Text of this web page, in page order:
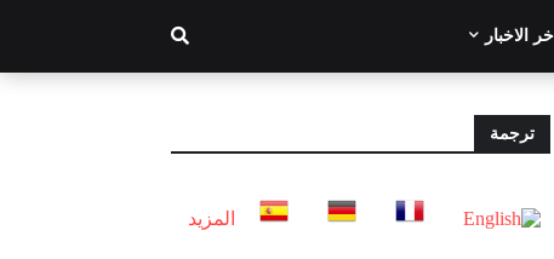
أخر الاخبار
ترجمة
المزيد